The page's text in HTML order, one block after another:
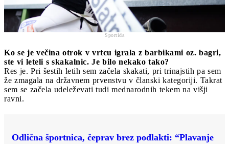
Sportida
Ko se je večina otrok v vrtcu igrala z barbikami oz. bagri,
ste vi leteli s skakalnic. Je bilo nekako tako?
Res je. Pri šestih letih sem začela skakati, pri trinajstih pa sem
že zmagala na državnem prvenstvu v članski kategoriji. Takrat
sem se začela udeleževati tudi mednarodnih tekem na višji
ravni.
Odlična športnica, čeprav brez podlakti: “Plavanje